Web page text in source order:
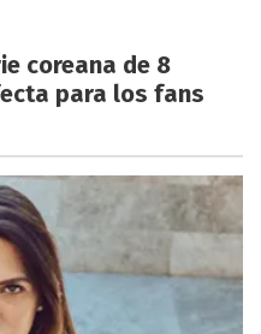
coreana de 8
para los fans